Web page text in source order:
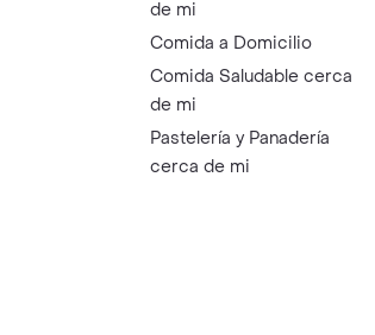
de mi
Comida a Domicilio
Comida Saludable cerca
de mi
Pastelería y Panadería
cerca de mi